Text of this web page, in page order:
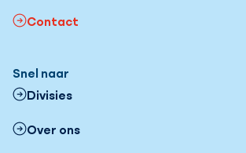
Contact
Snel naar
Divisies
Over ons